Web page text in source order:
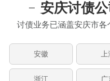
安庆讨债
讨债业务已涵盖安庆市
安徽
浙江 广